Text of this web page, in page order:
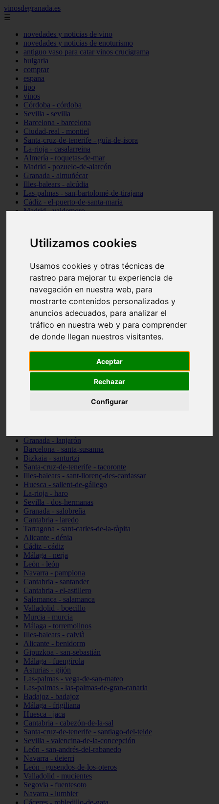
Utilizamos cookies
Usamos cookies y otras técnicas de
rastreo para mejorar tu experiencia de
navegación en nuestra web, para
mostrarte contenidos personalizados y
anuncios adecuados, para analizar el
tráfico en nuestra web y para comprender
de donde llegan nuestros visitantes.
Aceptar
Rechazar
Configurar
vinosdegranada.es
☰
novedades y noticias de vino
novedades y noticias de enoturismo
antiguo vaso para catar vinos crucigrama
bulgaria
comprar
espana
tipo
vinos
Córdoba - córdoba
Sevilla - sevilla
Barcelona - barcelona
Ciudad-real - montiel
Santa-cruz-de-tenerife - guía-de-isora
La-rioja - casalarreina
Almería - roquetas-de-mar
Madrid - pozuelo-de-alarcón
Granada - almuñécar
Illes-balears - alcúdia
Las-palmas - san-bartolomé-de-tirajana
Cádiz - el-puerto-de-santa-maría
Madrid - valdemoro
Cantabria - suances
Sevilla - bormujos
Málaga - júzcar
Huesca - alquézar
Huesca - castejón-de-sos
Lleida - alt-àneu
Córdoba - almedinilla
Navarra - zangoza
Cantabria - arenas-de-iguña
Barcelona - la-pobla-de-lillet
Murcia - cartagena
Madrid - nuevo-baztán
Granada - lanjarón
Barcelona - santa-susanna
Bizkaia - santurtzi
Santa-cruz-de-tenerife - tacoronte
Illes-balears - sant-llorenç-des-cardassar
Huesca - sallent-de-gállego
La-rioja - haro
Sevilla - dos-hermanas
Granada - salobreña
Cantabria - laredo
Tarragona - sant-carles-de-la-ràpita
Alicante - dénia
Cádiz - cádiz
Málaga - nerja
León - león
Navarra - pamplona
Cantabria - santander
Cantabria - el-astillero
Salamanca - salamanca
Valladolid - boecillo
Murcia - murcia
Málaga - torremolinos
Illes-balears - calvià
Alicante - benidorm
Gipuzkoa - san-sebastián
Málaga - fuengirola
Asturias - gijón
Las-palmas - vega-de-san-mateo
Las-palmas - las-palmas-de-gran-canaria
Badajoz - badajoz
Málaga - frigiliana
Huesca - jaca
Cantabria - cabezón-de-la-sal
Santa-cruz-de-tenerife - santiago-del-teide
Sevilla - valencina-de-la-concepción
León - san-andrés-del-rabanedo
Navarra - deierri
León - gusendos-de-los-oteros
Valladolid - mucientes
Segovia - fuentesoto
Navarra - lumbier
Cáceres - robledillo-de-gata